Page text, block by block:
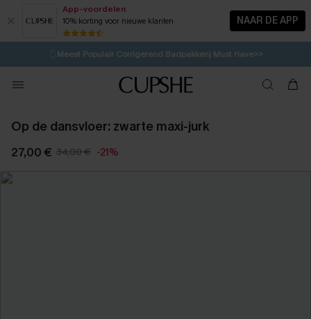
App-voordelen
10% korting voor nieuwe klanten NAAR DE APP
⚡️LAATSTE KANS | Tot 50% korting>>
🩱Meest Populair Corrigerend Badpakken| Must Have>>
💌Abonneer je & ontvang tot 15% korting>>
Koop 3, krijg 15% korting | CODE: SW15 12H:34M:34S
Op de dansvloer: zwarte maxi-jurk
27,00 € 34,00 € -21%